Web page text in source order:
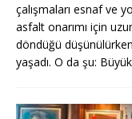
çalışmaları esnaf ve
asfalt onarımı için
döndüğü
yaşadı. O da şu: